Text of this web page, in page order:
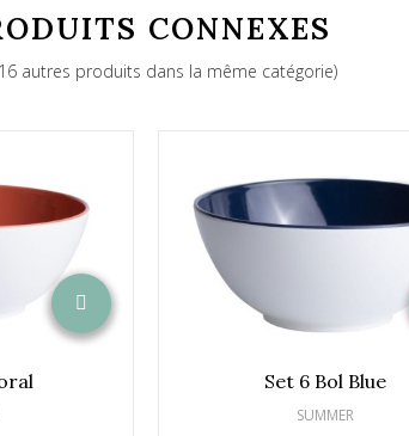
CONNEXES
autres produits dans la même catégorie)
Set 6 Bol Blue
SUMMER